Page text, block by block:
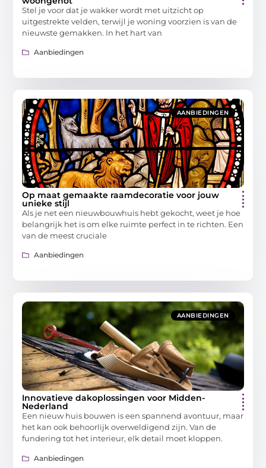
Stel je voor dat je wakker wordt met uitzicht op
uitgestrekte velden, terwijl je woning voorzien is van de
nieuwste gemakken. In het hart van
Aanbiedingen
AANBIEDINGEN
Op maat gemaakte raamdecoratie voor jouw
unieke stijl
Als je net een nieuwbouwhuis hebt gekocht, weet je hoe
belangrijk het is om elke ruimte perfect in te richten. Een
van de meest cruciale
Aanbiedingen
AANBIEDINGEN
Innovatieve dakoplossingen voor Midden-
Nederland
Een nieuw huis bouwen is een spannend avontuur, maar
het kan ook behoorlijk overweldigend zijn. Van de
fundering tot het interieur, elk detail moet kloppen.
Aanbiedingen